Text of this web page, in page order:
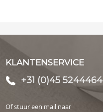
KLANTENSERVICE
+31 (0)45 5244464
Of stuur een mail naar